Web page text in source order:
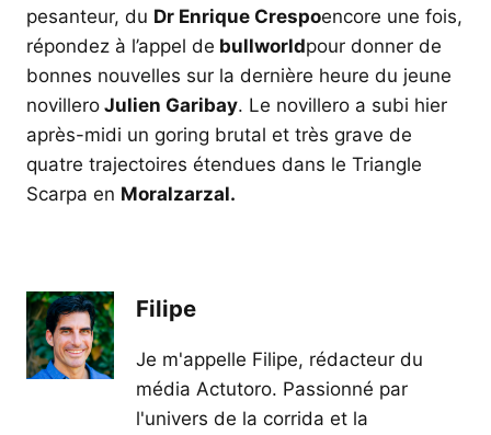
pesanteur, du Dr Enrique Crespoencore une fois,
répondez à l’appel de bullworldpour donner de
bonnes nouvelles sur la dernière heure du jeune
novillero Julien Garibay. Le novillero a subi hier
après-midi un goring brutal et très grave de
quatre trajectoires étendues dans le Triangle
Scarpa en Moralzarzal.
Filipe
Je m'appelle Filipe, rédacteur du
média Actutoro. Passionné par
l'univers de la corrida et la